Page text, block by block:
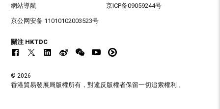
網站導航 京ICP备09059244号
京公网安备 11010102003523号
關注 HKTDC
© 2026
香港貿易發展局版權所有，對違反版權者保留一切追索權利 。